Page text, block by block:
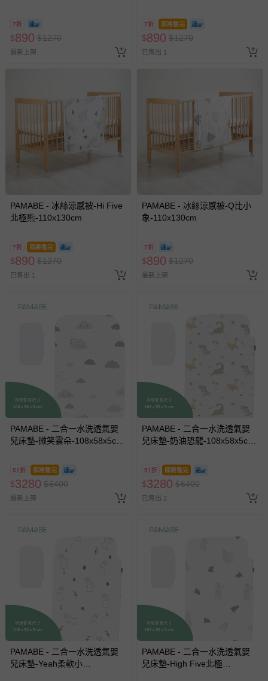
7折
$890 $1270
最新上架
7折 即將售完
$890 $1270
已售出 1
PAMABE - 冰絲涼感被-Hi Five
北極熊-110x130cm
7折 即將售完
$890 $1270
已售出 1
PAMABE - 冰絲涼感被-Q比小
象-110x130cm
7折
$890 $1270
最新上架
PAMABE - 二合一水洗透氣嬰
兒床墊-微笑雲朵-108x58x5cm
Forever)
51折 即將售完
$3280 $6400
最新上架
PAMABE - 二合一水洗透氣嬰
兒床墊-奶油恐龍-108x58x5cm
Forever)
51折 即將售完
$3280 $6400
已售出 2
PAMABE - 二合一水洗透氣嬰
兒床墊-Yeah柔軟小
PAMABE - 二合一水洗透氣嬰
兒床墊-High Five北極